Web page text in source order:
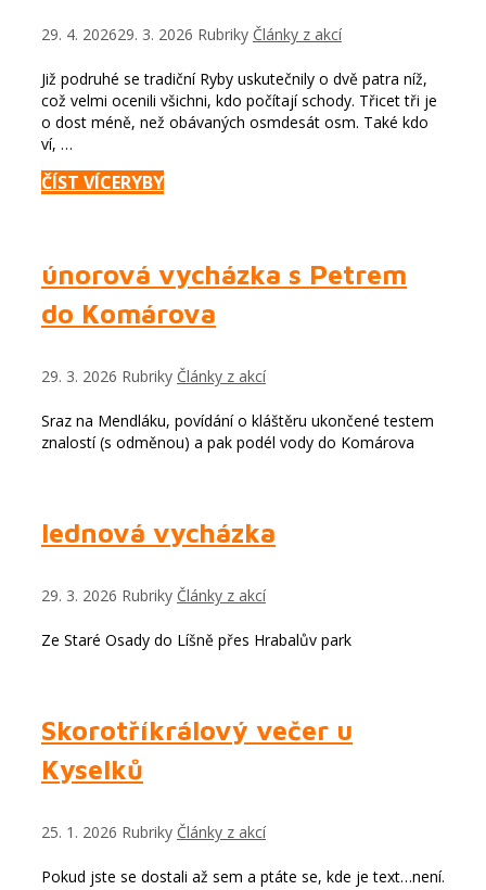
29. 4. 202629. 3. 2026 Rubriky Články z akcí
Již podruhé se tradiční Ryby uskutečnily o dvě patra níž,
což velmi ocenili všichni, kdo počítají schody. Třicet tři je
o dost méně, než obávaných osmdesát osm. Také kdo
ví, …
ČÍST VÍCERYBY
únorová vycházka s Petrem
do Komárova
29. 3. 2026 Rubriky Články z akcí
Sraz na Mendláku, povídání o kláštěru ukončené testem
znalostí (s odměnou) a pak podél vody do Komárova
lednová vycházka
29. 3. 2026 Rubriky Články z akcí
Ze Staré Osady do Líšně přes Hrabalův park
Skorotříkrálový večer u
Kyselků
25. 1. 2026 Rubriky Články z akcí
Pokud jste se dostali až sem a ptáte se, kde je text…není.